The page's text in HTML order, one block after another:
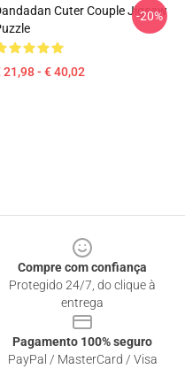
Cuter Couple Jigsaw
21,98 - € 40,02
-20%
Compre com confiança
Protegido 24/7, do clique à
entrega
Pagamento 100% seguro
PayPal / MasterCard / Visa